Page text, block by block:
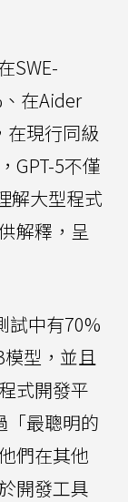
SWE-
在Aider
在現行同級
GPT-5不僅
解大型程式
解釋，呈
試中有70%
型，並且
式開發平
「最聰明的
們在其他
開發工具